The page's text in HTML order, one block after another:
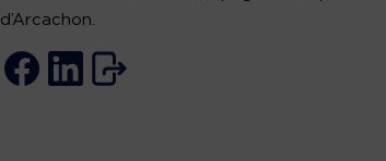
d’Arcachon.